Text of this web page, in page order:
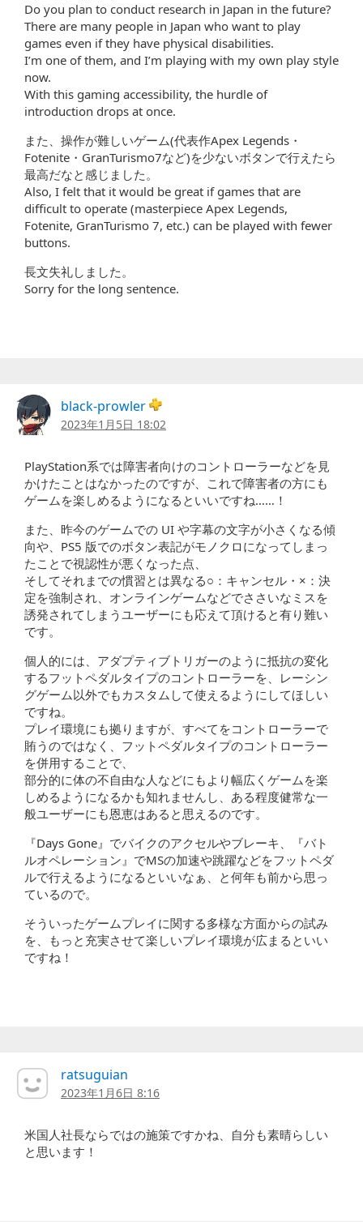
Do you plan to conduct research in Japan in the future?
There are many people in Japan who want to play
games even if they have physical disabilities.
I’m one of them, and I’m playing with my own play style
now.
With this gaming accessibility, the hurdle of
introduction drops at once.
また、操作が難しいゲーム(代表作Apex Legends・
Fotenite・GranTurismo7など)を少ないボタンで行えたら
最高だなと感じました。
Also, I felt that it would be great if games that are
difficult to operate (masterpiece Apex Legends,
Fotenite, GranTurismo 7, etc.) can be played with fewer
buttons.
長文失礼しました。
Sorry for the long sentence.
black-prowler
2023年1月5日 18:02
PlayStation系では障害者向けのコントローラーなどを見
かけたことはなかったのですが、これで障害者の方にも
ゲームを楽しめるようになるといいですね……！
また、昨今のゲームでの UI や字幕の文字が小さくなる傾
向や、PS5 版でのボタン表記がモノクロになってしまっ
たことで視認性が悪くなった点、
そしてそれまでの慣習とは異なる○：キャンセル・×：決
定を強制され、オンラインゲームなどでささいなミスを
誘発されてしまうユーザーにも応えて頂けると有り難い
です。
個人的には、アダプティブトリガーのように抵抗の変化
するフットペダルタイプのコントローラーを、レーシン
グゲーム以外でもカスタムして使えるようにしてほしい
ですね。
プレイ環境にも拠りますが、すべてをコントローラーで
賄うのではなく、フットペダルタイプのコントローラー
を併用することで、
部分的に体の不自由な人などにもより幅広くゲームを楽
しめるようになるかも知れませんし、ある程度健常な一
般ユーザーにも恩恵はあると思えるのです。
『Days Gone』でバイクのアクセルやブレーキ、『バト
ルオペレーション』でMSの加速や跳躍などをフットペダ
ルで行えるようになるといいなぁ、と何年も前から思っ
ているので。
そういったゲームプレイに関する多様な方面からの試み
を、もっと充実させて楽しいプレイ環境が広まるといい
ですね！
ratsuguian
2023年1月6日 8:16
米国人社長ならではの施策ですかね、自分も素晴らしい
と思います！